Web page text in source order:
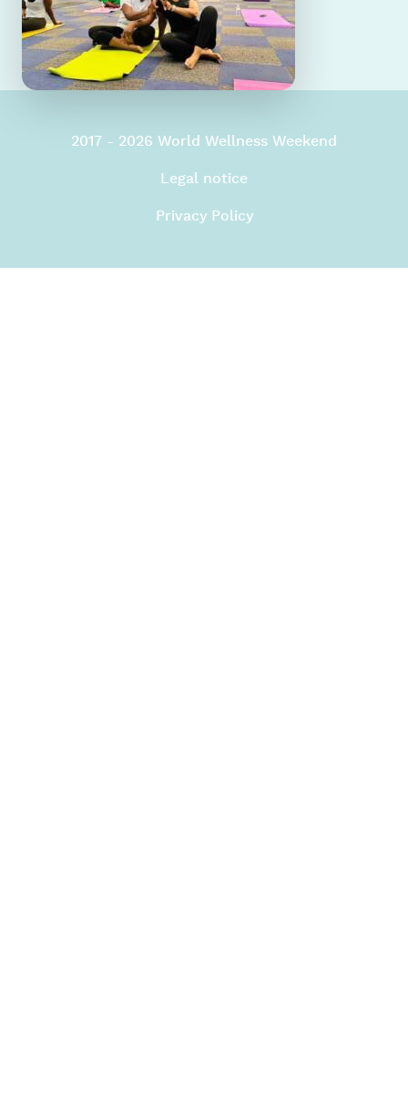
2017 - 2026 World Wellness Weekend
Legal notice
Privacy Policy